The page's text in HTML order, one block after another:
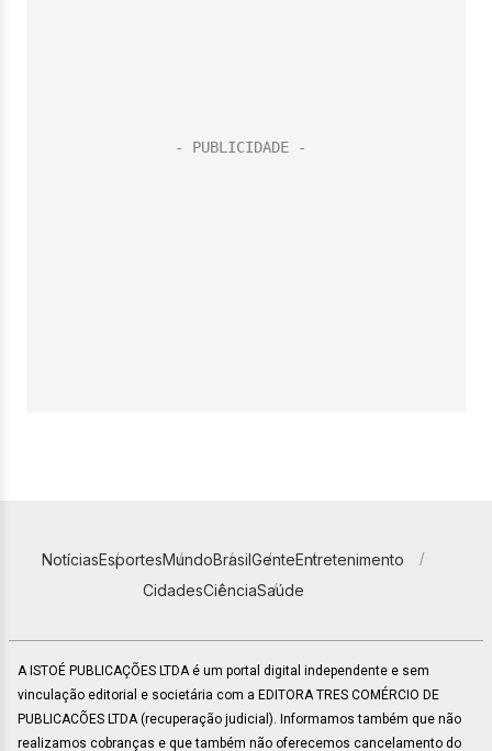
NotíciasEsportesMundoBrasilGenteEntretenimento
CidadesCiênciaSaúde
A ISTOÉ PUBLICAÇÕES LTDA é um portal digital independente e sem
vinculação editorial e societária com a EDITORA TRES COMÉRCIO DE
PUBLICACÕES LTDA (recuperação judicial). Informamos também que não
realizamos cobranças e que também não oferecemos cancelamento do